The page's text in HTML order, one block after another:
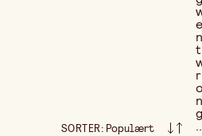
SORTER: Populært
e
n
t
r
n
g
..